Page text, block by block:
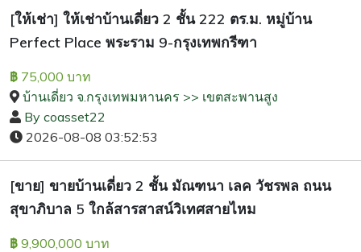
[ให้เช่า] ให้เช่าบ้านเดี่ยว 2 ชั้น 222 ตร.ม. หมู่บ้าน
Perfect Place พระราม 9-กรุงเทพกรีฑา
฿ 75,000 บาท
บ้านเดี่ยว จ.กรุงเทพมหานคร >> เขตสะพานสูง
By coasset22
2026-08-08 03:52:53
[ขาย] ขายบ้านเดี่ยว 2 ชั้น มัณฑนา เลค วัชรพล ถนน
สุขาภิบาล 5 ใกล้สารสาสน์วิเทศสายไหม
฿ 9,900,000 บาท